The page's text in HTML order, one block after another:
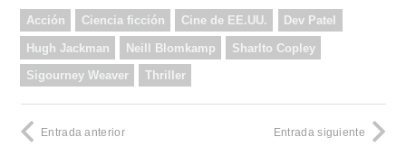
Acción Ciencia ficción Cine de EE.UU. Dev Patel
Hugh Jackman Neill Blomkamp Sharlto Copley
Sigourney Weaver Thriller
Entrada anterior Entrada siguiente